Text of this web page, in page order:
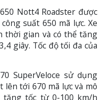
Nott4 Roadster được
suất 650 mã lực. Xe
thời gian và có thể tăng
giây. Tốc độ tối đa của
SuperVeloce sử dụng
lên tới 670 mã lực và mô
tăng tốc từ 0-100 km/h